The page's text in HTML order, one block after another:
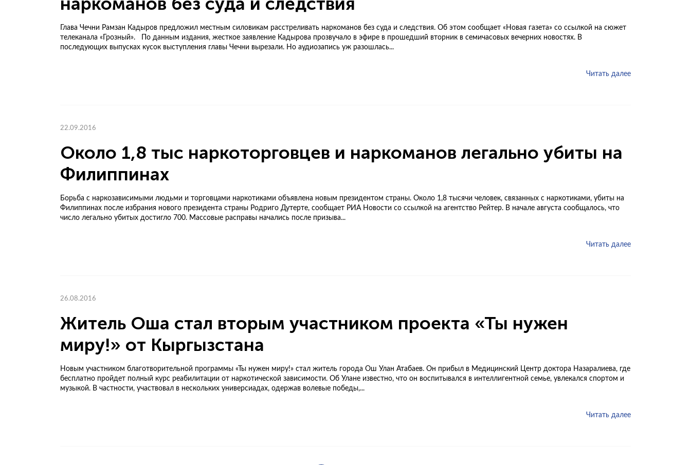
Глава Чечни Рамзан Кадыров предложил местным силовикам расстреливать наркоманов без суда и следствия. Об этом сообщает «Новая газета» со ссылкой на сюжет
телеканала «Грозный». По данным издания, жесткое заявление Кадырова прозвучало в эфире в прошедший вторник в семичасовых вечерних новостях. В
последующих выпусках кусок выступления главы Чечни вырезали. Но аудиозапись уж разошлась...
Читать далее
22.09.2016
Около 1,8 тыс наркоторговцев и наркоманов легально убиты на
Филиппинах
Борьба с наркозависимыми людьми и торговцами наркотиками объявлена новым президентом страны. Около 1,8 тысячи человек, связанных с наркотиками, убиты на
Филиппинах после избрания нового президента страны Родриго Дутерте, сообщает РИА Новости со ссылкой на агентство Рейтер. В начале августа сообщалось, что
число легально убитых достигло 700. Массовые расправы начались после призыва...
Читать далее
26.08.2016
Житель Оша стал вторым участником проекта «Ты нужен
миру!» от Кыргызстана
Новым участником благотворительной программы «Ты нужен миру!» стал житель города Ош Улан Атабаев. Он прибыл в Медицинский Центр доктора Назаралиева, где
бесплатно пройдет полный курс реабилитации от наркотической зависимости. Об Улане известно, что он воспитывался в интеллигентной семье, увлекался спортом и
музыкой. В частности, участвовал в нескольких универсиадах, одержав волевые победы,...
Читать далее